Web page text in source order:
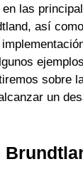
las
así
sobre
un